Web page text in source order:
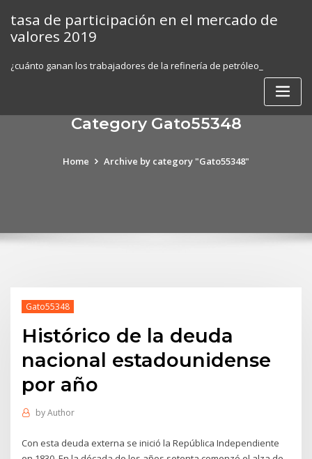
content
tasa de participación en el mercado de
valores 2019
¿cuánto ganan los trabajadores de la refinería de petróleo_
Category Gato55348
Home Archive by category "Gato55348"
Gato55348
Histórico de la deuda
nacional estadounidense
por año
byAuthor
Con esta deuda externa se inició la República Independiente